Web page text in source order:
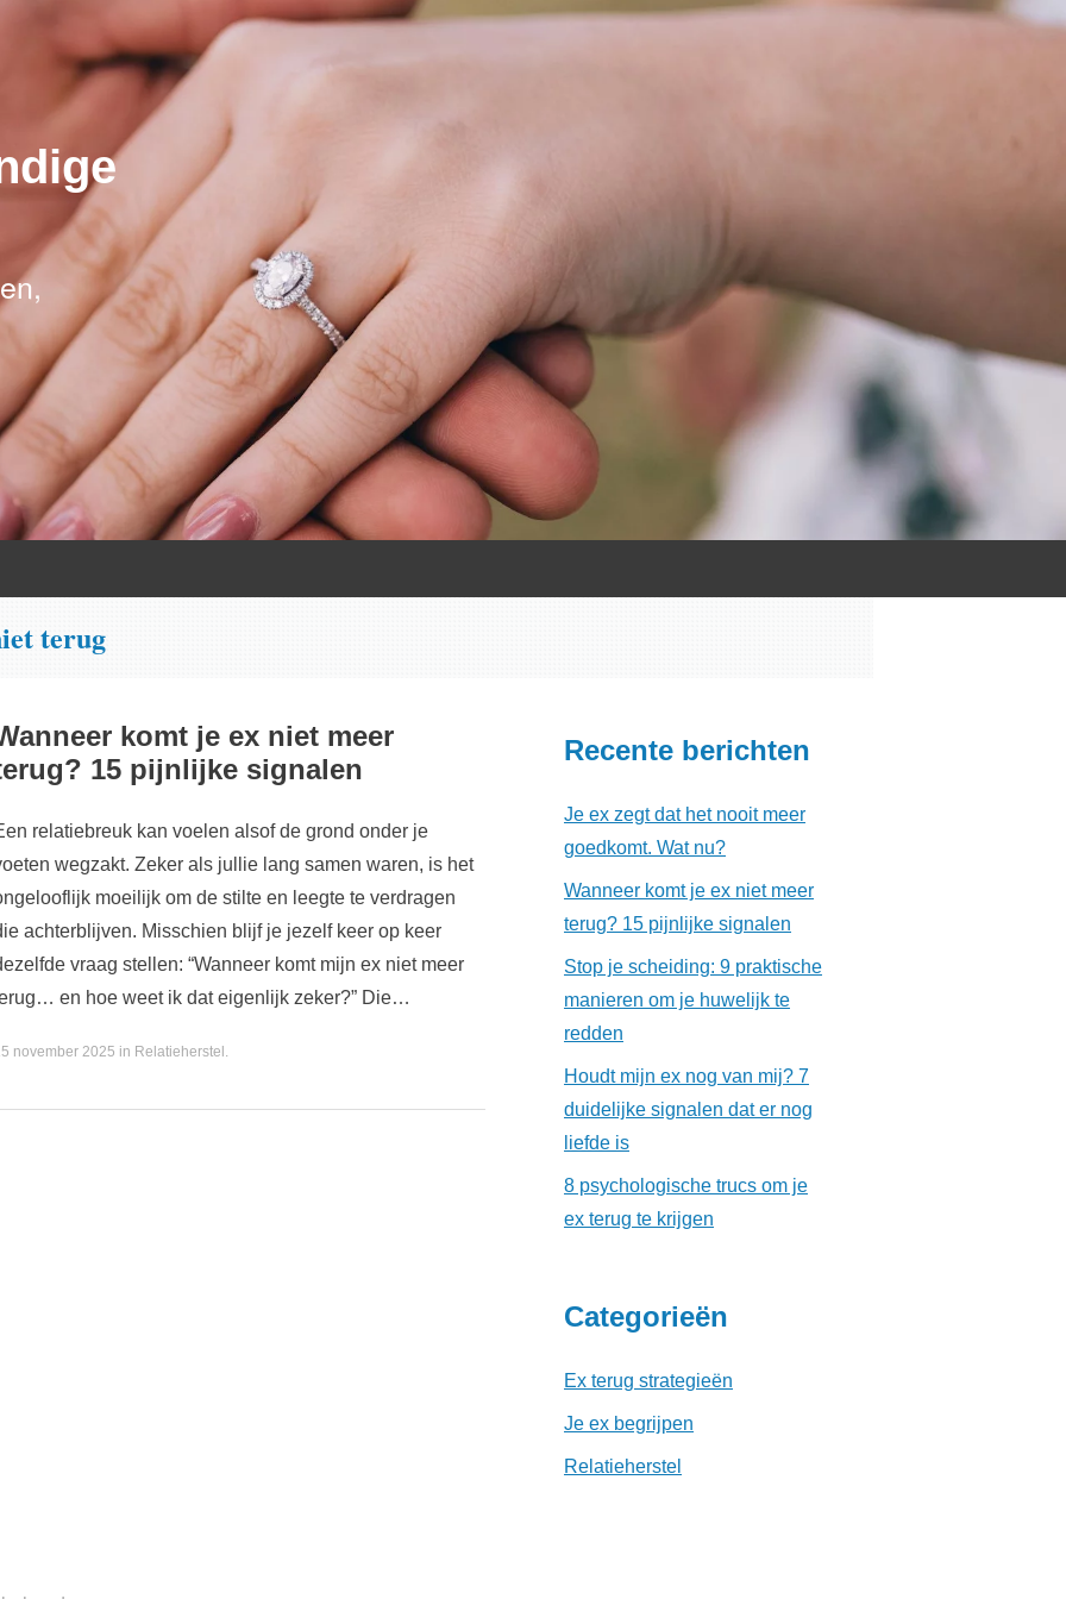
terug
komt je ex niet meer
15 pijnlijke signalen
relatiebreuk kan voelen alsof de grond onder je
wegzakt. Zeker als jullie lang samen waren, is het
moeilijk om de stilte en leegte te verdragen
achterblijven. Misschien blijf je jezelf keer op keer
vraag stellen: “Wanneer komt mijn ex niet meer
en hoe weet ik dat eigenlijk zeker?” Die…
november 2025 in Relatieherstel .
Recente berichten
Je ex zegt dat het nooit meer
goedkomt. Wat nu?
Wanneer komt je ex niet meer
terug? 15 pijnlijke signalen
Stop je scheiding: 9 praktische
manieren om je huwelijk te
redden
Houdt mijn ex nog van mij? 7
duidelijke signalen dat er nog
liefde is
8 psychologische trucs om je
ex terug te krijgen
Categorieën
Ex terug strategieën
Je ex begrijpen
Relatieherstel